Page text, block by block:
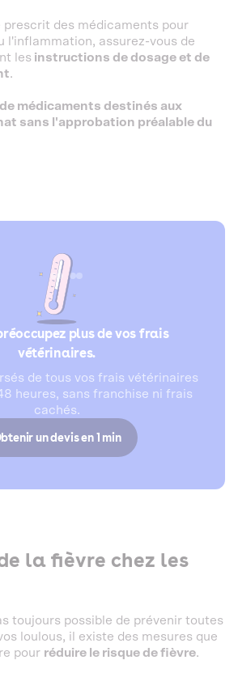
prescrit des médicaments pour
l'inflammation, assurez-vous de
les instructions de dosage et de
.
médicaments destinés aux
sans l'approbation préalable du
plus de vos frais
vétérinaires.
de tous vos frais vétérinaires
heures, sans franchise ni frais
cachés.
un devis en 1 min
la fièvre chez les
toujours possible de prévenir toutes
loulous, il existe des mesures que
pour réduire le risque de fièvre.